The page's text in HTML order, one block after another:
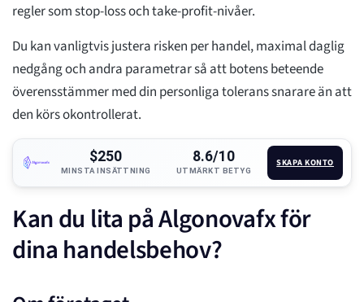
regler som stop-loss och take-profit-nivåer.
Du kan vanligtvis justera risken per handel, maximal daglig
nedgång och andra parametrar så att botens beteende
överensstämmer med din personliga tolerans snarare än att
den körs okontrollerat.
$250
MINSTA INSÄTTNING
8.6/10
UTMÄRKT BETYG
SKAPA KONTO
Kan du lita på Algonovafx för
dina handelsbehov?